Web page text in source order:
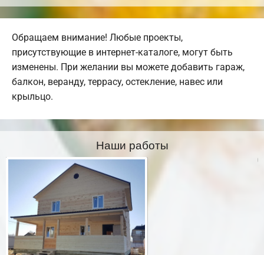
Обращаем внимание! Любые проекты,
присутствующие в интернет-каталоге, могут быть
изменены. При желании вы можете добавить гараж,
балкон, веранду, террасу, остекление, навес или
крыльцо.
Наши работы